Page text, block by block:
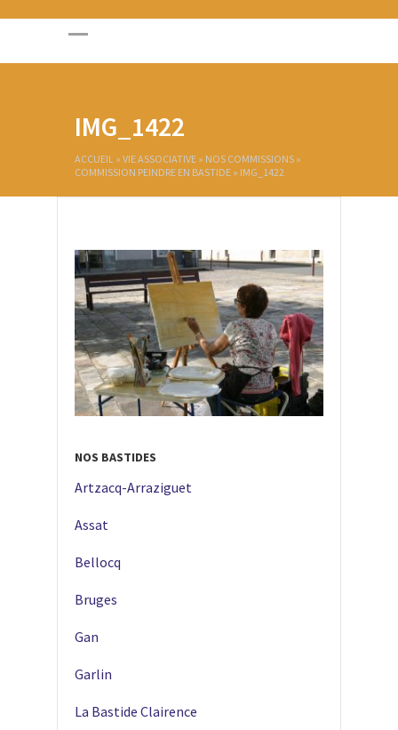
IMG_1422
ACCUEIL » VIE ASSOCIATIVE » NOS COMMISSIONS »
COMMISSION PEINDRE EN BASTIDE » IMG_1422
NOS BASTIDES
Artzacq-Arraziguet
Assat
Bellocq
Bruges
Gan
Garlin
La Bastide Clairence